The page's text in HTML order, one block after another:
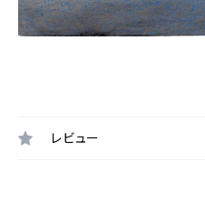
レビュー